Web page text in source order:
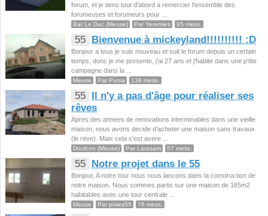
forum, et je tiens tout d'abord a remercier l'ensemble des
forumeuses et forumeurs pour ...
Bar Le Duc (Meuse) Par Yeremies 95 mess.
55 Bienvenue à mickeyland!!!!!!!!!! :D
Bonjour a tous je suis nouveau et suit le forum depuis un certain
temps, donc je me presente, j'ai 27 ans et j'habite dans une p'tite
campagne dans la ...
Meuse Par Puma 138 mess.
55
Il n'y a pas d'âge pour réaliser ses
rêves
Apres des annees de renovations interminables dans une vieille
maison, nous avons decide d'acheter une maison sans travaux
(le reve). Mais cela s'est avere ...
Doulcon (Meuse) Par Larasam 57 mess.
55 Notre projet dans le 55
Bonjour, A notre tour nous nous lancons dans la construction de
notre maison. Nous sommes partis sur une maison de 165m2
habitables avec une tour centrale ...
Meuse Par pixies55 76 mess.